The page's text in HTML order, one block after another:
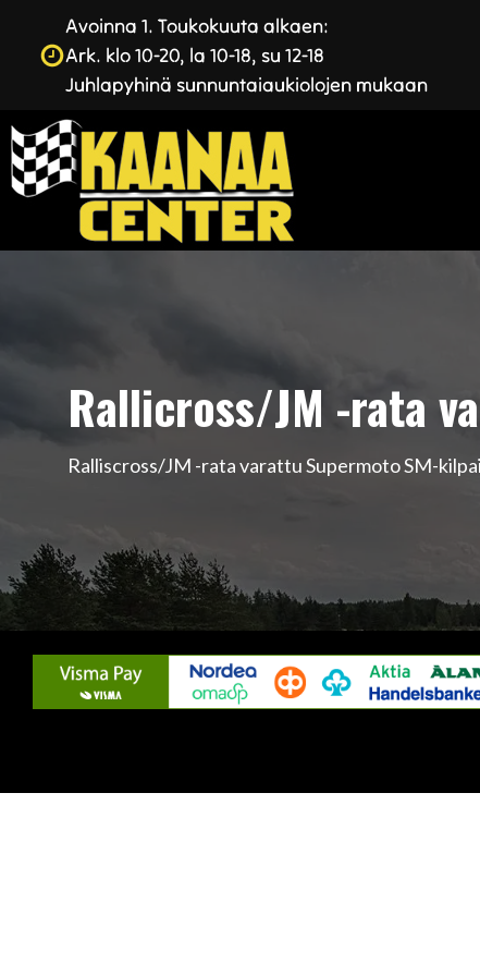
Avoinna 1. Toukokuuta alkaen:
Ark. klo 10-20, la 10-18, su 12-18
Juhlapyhinä sunnuntaiaukiolojen mukaan
Rallicross/JM -rata
Ralliscross/JM -rata varattu Supermoto SM-